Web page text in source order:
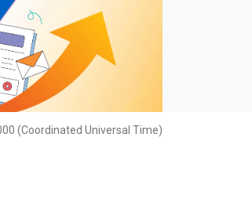
(Coordinated Universal Time)
關於我們